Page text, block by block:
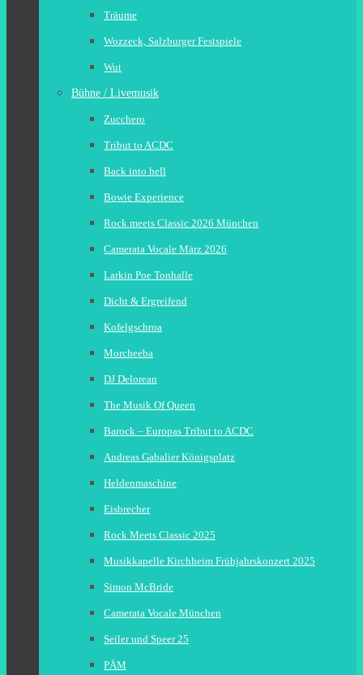
Träume
Wozzeck, Salzburger Festspiele
Wut
Bühne / Livemusik
Zucchero
Tribut to ACDC
Back into hell
Bowie Experience
Rock meets Classic 2026 München
Camerata Vocale März 2026
Larkin Poe Tonhalle
Dicht & Ergreifend
Kofelgschroa
Morcheeba
DJ Delorean
The Musik Of Queen
Barock – Europas Tribut to ACDC
Andreas Gabalier Königsplatz
Heldenmaschine
Eisbrecher
Rock Meets Classic 2025
Musikkapelle Kirchheim Frühjahrskonzert 2025
Simon McBride
Camerata Vocale München
Seiler und Speer 25
PÄM